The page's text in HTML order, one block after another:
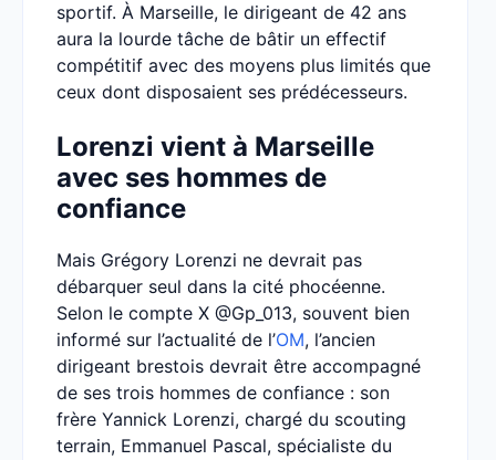
sportif. À Marseille, le dirigeant de 42 ans
aura la lourde tâche de bâtir un effectif
compétitif avec des moyens plus limités que
ceux dont disposaient ses prédécesseurs.
Lorenzi vient à Marseille
avec ses hommes de
confiance
Mais Grégory Lorenzi ne devrait pas
débarquer seul dans la cité phocéenne.
Selon le compte X @Gp_013, souvent bien
informé sur l’actualité de l’OM, l’ancien
dirigeant brestois devrait être accompagné
de ses trois hommes de confiance : son
frère Yannick Lorenzi, chargé du scouting
terrain, Emmanuel Pascal, spécialiste du